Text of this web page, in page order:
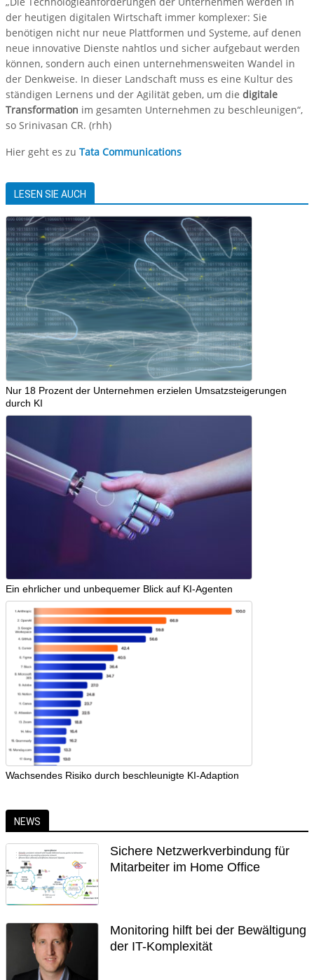
der heutigen digitalen Wirtschaft immer komplexer: Sie
benötigen nicht nur neue Plattformen und Systeme, auf denen
neue innovative Dienste nahtlos und sicher aufgebaut werden
können, sondern auch einen unternehmensweiten Wandel in
der Denkweise. In dieser Landschaft muss es eine Kultur des
ständigen Lernens und der Agilität geben, um die digitale
Transformation im gesamten Unternehmen zu beschleunigen“,
so Srinivasan CR. (rhh)
Hier geht es zu Tata Communications
LESEN SIE AUCH
Nur 18 Prozent der Unternehmen erzielen Umsatzsteigerungen
durch KI
Ein ehrlicher und unbequemer Blick auf KI-Agenten
Wachsendes Risiko durch beschleunigte KI-Adaption
NEWS
Sichere Netzwerkverbindung für
Mitarbeiter im Home Office
Monitoring hilft bei der Bewältigung
der IT-Komplexität